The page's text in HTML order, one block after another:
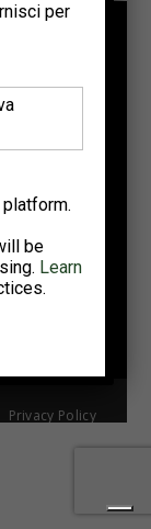
che
e
su vari
di
eventi
sulle
Privacy Policy
per
be
Learn